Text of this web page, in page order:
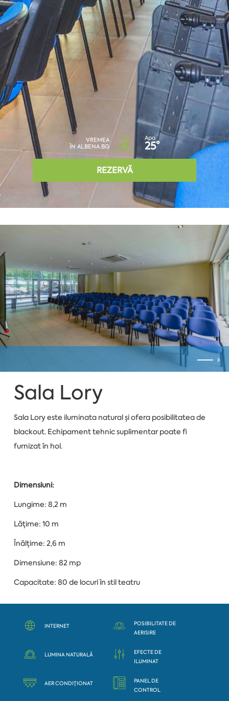
VREMEA
ÎN ALBENA.BG
Apa
25°
REZERVĂ
Sala Lory
Sala Lory este iluminata natural și ofera posibilitatea de
blackout. Echipament tehnic suplimentar poate fi
furnizat în hol.
Dimensiuni:
Lungime: 8,2 m
Lățime: 10 m
Înălțime: 2,6 m
Dimensiune: 82 mp
Capacitate: 80 de locuri în stil teatru
INTERNET
POSIBILITATE DE
AERISIRE
LUMINA NATURALĂ
EFECTE DE
ILUMINAT
AER CONDIȚIONAT
PANEL DE
CONTROL